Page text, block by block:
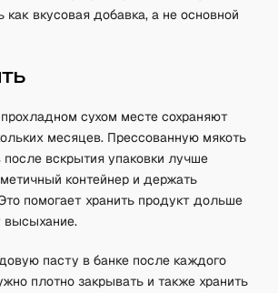
вкусовая добавка, а не основной
сухом месте сохраняют
месяцев. Прессованную мякоть
после вскрытия упаковки лучше
контейнер и держать
помогает хранить продукт дольше
высыхание.
пасту в банке после каждого
плотно закрывать и также хранить